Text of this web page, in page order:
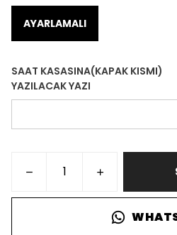
AYARLAMALI
SAAT KASASINA(KAPAK KISMI)
YAZILACAK YAZI